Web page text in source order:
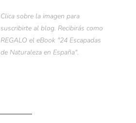
Clica sobre la imagen para
suscribirte al blog. Recibirás como
REGALO el eBook "24 Escapadas
de Naturaleza en España".